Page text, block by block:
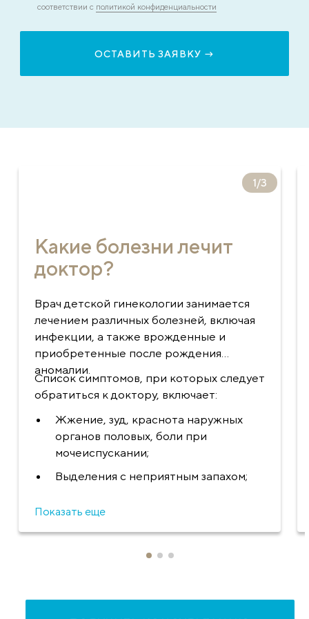
соответствии с политикой конфиденциальности
1/3
Какие болезни лечит
доктор?
Врач детской гинекологии занимается
лечением различных болезней, включая
инфекции, а также врожденные и
приобретенные после рождения
аномалии.
Список симптомов, при которых следует
обратиться к доктору, включает:
Жжение, зуд, краснота наружных
органов половых, боли при
мочеиспускании;
Выделения с неприятным запахом;
зоне паха;
Увеличение размеров клитора;
Показать еще